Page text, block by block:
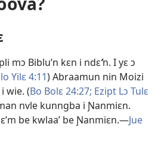
mɔ Biblu’n kɛn i ndɛ’n. I yɛ ɔ
Yilɛ 4:​11) Abraamun nin Moizi
wie. (Bo Bolɛ 24:27; Ezipt Lɔ Tulɛ
nvle kunngba i Ɲanmiɛn.
be kwlaa’ be Ɲanmiɛn.​—Jue